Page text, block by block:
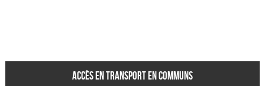
Accès en transport en communs